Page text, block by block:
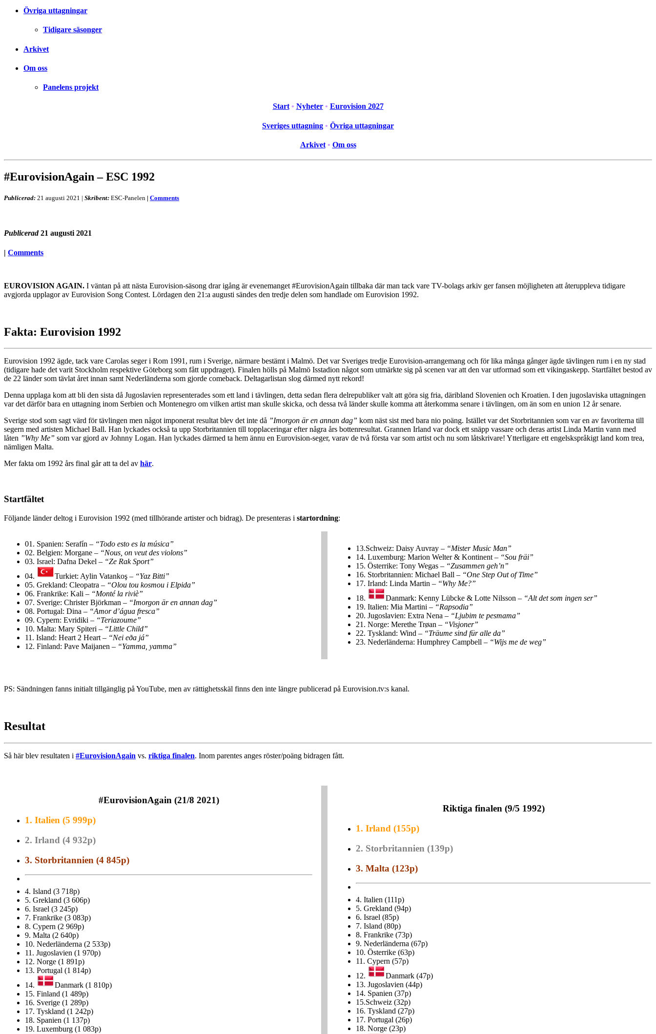
Övriga uttagningar
Tidigare säsonger
Arkivet
Om oss
Panelens projekt
Start • Nyheter • Eurovision 2027
Sveriges uttagning • Övriga uttagningar
Arkivet • Om oss
#EurovisionAgain – ESC 1992
Publicerad: 21 augusti 2021 | Skribent: ESC-Panelen | Comments
Publicerad 21 augusti 2021
| Comments
EUROVISION AGAIN. I väntan på att nästa Eurovision-säsong drar igång är evenemanget #EurovisionAgain tillbaka där man tack vare TV-bolags arkiv ger fansen möjligheten att återuppleva tidigare
avgjorda upplagor av Eurovision Song Contest. Lördagen den 21:a augusti sändes den tredje delen som handlade om Eurovision 1992.
Fakta: Eurovision 1992
Eurovision 1992 ägde, tack vare Carolas seger i Rom 1991, rum i Sverige, närmare bestämt i Malmö. Det var Sveriges tredje Eurovision-arrangemang och för lika många gånger ägde tävlingen rum i en ny stad
(tidigare hade det varit Stockholm respektive Göteborg som fått uppdraget). Finalen hölls på Malmö Isstadion något som utmärkte sig på scenen var att den var utformad som ett vikingaskepp. Startfältet bestod av
de 22 länder som tävlat året innan samt Nederländerna som gjorde comeback. Deltagarlistan slog därmed nytt rekord!
Denna upplaga kom att bli den sista då Jugoslavien representerades som ett land i tävlingen, detta sedan flera delrepubliker valt att göra sig fria, däribland Slovenien och Kroatien. I den jugoslaviska uttagningen
var det därför bara en uttagning inom Serbien och Montenegro om vilken artist man skulle skicka, och dessa två länder skulle komma att återkomma senare i tävlingen, om än som en union 12 år senare.
Sverige stod som sagt värd för tävlingen men något imponerat resultat blev det inte då ”Imorgon är en annan dag” kom näst sist med bara nio poäng. Istället var det Storbritannien som var en av favoriterna till
segern med artisten Michael Ball. Han lyckades också ta upp Storbritannien till topplaceringar efter några års bottenresultat. Grannen Irland var dock ett snäpp vassare och deras artist Linda Martin vann med
låten ”Why Me” som var gjord av Johnny Logan. Han lyckades därmed ta hem ännu en Eurovision-seger, varav de två första var som artist och nu som låtskrivare! Ytterligare ett engelskspråkigt land kom trea,
nämligen Malta.
Mer fakta om 1992 års final går att ta del av här.
Startfältet
Följande länder deltog i Eurovision 1992 (med tillhörande artister och bidrag). De presenteras i startordning:
01. Spanien: Serafín – “Todo esto es la música”
02. Belgien: Morgane – “Nous, on veut des violons”
03. Israel: Dafna Dekel – “Ze Rak Sport”
04.
Turkiet: Aylin Vatankoş – “Yaz Bitti”
05. Grekland: Cleopatra – “Olou tou kosmou i Elpida”
06. Frankrike: Kali – “Monté la riviè”
07. Sverige: Christer Björkman – “Imorgon är en annan dag”
08. Portugal: Dina – “Amor d’água fresca”
09. Cypern: Evridiki – “Teriazoume”
10. Malta: Mary Spiteri – “Little Child”
11. Island: Heart 2 Heart – “Nei eða já”
12. Finland: Pave Maijanen – “Yamma, yamma”
13.Schweiz: Daisy Auvray – “Mister Music Man”
14. Luxemburg: Marion Welter & Kontinent – “Sou fräi”
15. Österrike: Tony Wegas – “Zusammen geh’n”
16. Storbritannien: Michael Ball – “One Step Out of Time”
17. Irland: Linda Martin – “Why Me?”
18.
Danmark: Kenny Lübcke & Lotte Nilsson – “Alt det som ingen ser”
19. Italien: Mia Martini – “Rapsodia”
20. Jugoslavien: Extra Nena – “Ljubim te pesmama”
21. Norge: Merethe Trøan – “Visjoner”
22. Tyskland: Wind – “Träume sind für alle da”
23. Nederländerna: Humphrey Campbell – “Wijs me de weg”
PS: Sändningen fanns initialt tillgänglig på YouTube, men av rättighetsskäl finns den inte längre publicerad på Eurovision.tv:s kanal.
Resultat
Så här blev resultaten i #EurovisionAgain vs. riktiga finalen. Inom parentes anges röster/poäng bidragen fått.
#EurovisionAgain (21/8 2021)
1. Italien (5 999p)
2. Irland (4 932p)
3. Storbritannien (4 845p)
4. Island (3 718p)
5. Grekland (3 606p)
6. Israel (3 245p)
7. Frankrike (3 083p)
8. Cypern (2 969p)
9. Malta (2 640p)
10. Nederländerna (2 533p)
11. Jugoslavien (1 970p)
12. Norge (1 891p)
13. Portugal (1 814p)
14.
Danmark (1 810p)
15. Finland (1 489p)
16. Sverige (1 289p)
17. Tyskland (1 242p)
18. Spanien (1 137p)
19. Luxemburg (1 083p)
Riktiga finalen (9/5 1992)
1. Irland (155p)
2. Storbritannien (139p)
3. Malta (123p)
4. Italien (111p)
5. Grekland (94p)
6. Israel (85p)
7. Island (80p)
8. Frankrike (73p)
9. Nederländerna (67p)
10. Österrike (63p)
11. Cypern (57p)
12.
Danmark (47p)
13. Jugoslavien (44p)
14. Spanien (37p)
15.Schweiz (32p)
16. Tyskland (27p)
17. Portugal (26p)
18. Norge (23p)